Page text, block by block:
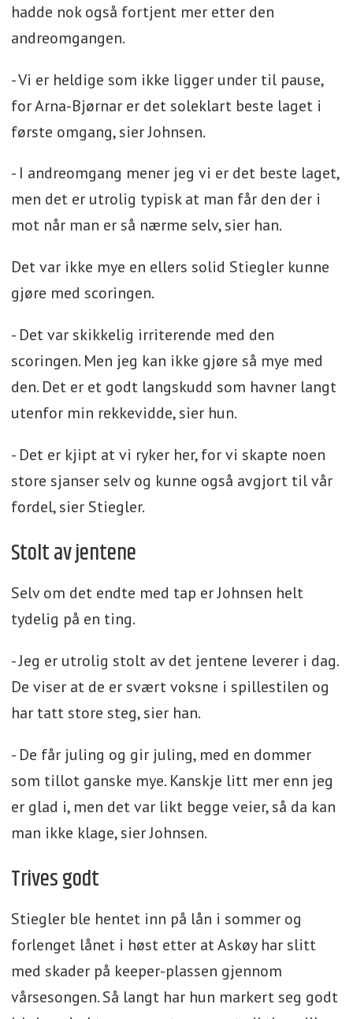
hadde nok også fortjent mer etter den
andreomgangen.
- Vi er heldige som ikke ligger under til pause,
for Arna-Bjørnar er det soleklart beste laget i
første omgang, sier Johnsen.
- I andreomgang mener jeg vi er det beste laget,
men det er utrolig typisk at man får den der i
mot når man er så nærme selv, sier han.
Det var ikke mye en ellers solid Stiegler kunne
gjøre med scoringen.
- Det var skikkelig irriterende med den
scoringen. Men jeg kan ikke gjøre så mye med
den. Det er et godt langskudd som havner langt
utenfor min rekkevidde, sier hun.
- Det er kjipt at vi ryker her, for vi skapte noen
store sjanser selv og kunne også avgjort til vår
fordel, sier Stiegler.
Stolt av jentene
Selv om det endte med tap er Johnsen helt
tydelig på en ting.
- Jeg er utrolig stolt av det jentene leverer i dag.
De viser at de er svært voksne i spillestilen og
har tatt store steg, sier han.
- De får juling og gir juling, med en dommer
som tillot ganske mye. Kanskje litt mer enn jeg
er glad i, men det var likt begge veier, så da kan
man ikke klage, sier Johnsen.
Trives godt
Stiegler ble hentet inn på lån i sommer og
forlenget lånet i høst etter at Askøy har slitt
med skader på keeper-plassen gjennom
vårsesongen. Så langt har hun markert seg godt